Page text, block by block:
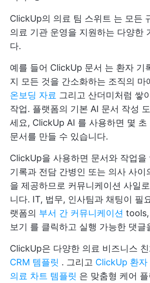
ClickUp의 의료 팀 스위트 는 모든
의료 기관 운영을 지원하는 다양한
다.
예를 들어 ClickUp 문서 는 환자 기
지 모든 것을 간소화하는 조직의 마
온보딩 자료 그리고 산더미처럼 쌓
작업. 플랫폼의 기본 AI 문서 작성
세요, ClickUp AI 를 사용하면 몇 초
문서를 만들 수 있습니다.
ClickUp을 사용하면 문서와 작업을
기록과 전담 간병인 또는 의사 사이
을 제공하므로 커뮤니케이션 사일
니다. IT, 법무, 인사팀과 채팅이 필
랫폼의 부서 간 커뮤니케이션 tools,
보기 를 클릭하고 실행 가능한 댓글
ClickUp은 다양한 의료 비즈니스
CRM 템플릿 . 그리고 ClickUp 환자
의료 차트 템플릿 은 맞춤형 케어